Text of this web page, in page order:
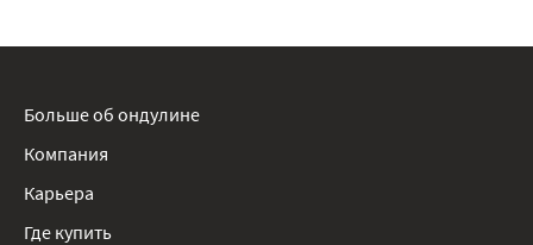
Больше об ондулине
Компания
Карьера
Где купить